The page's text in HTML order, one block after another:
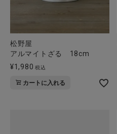
松野屋
アルマイトざる 18cm
¥1,980 税込
カートに入れる